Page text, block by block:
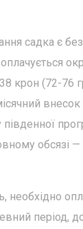
садка є
крон (72-76
внесок
обсязі —
необхідно
період,